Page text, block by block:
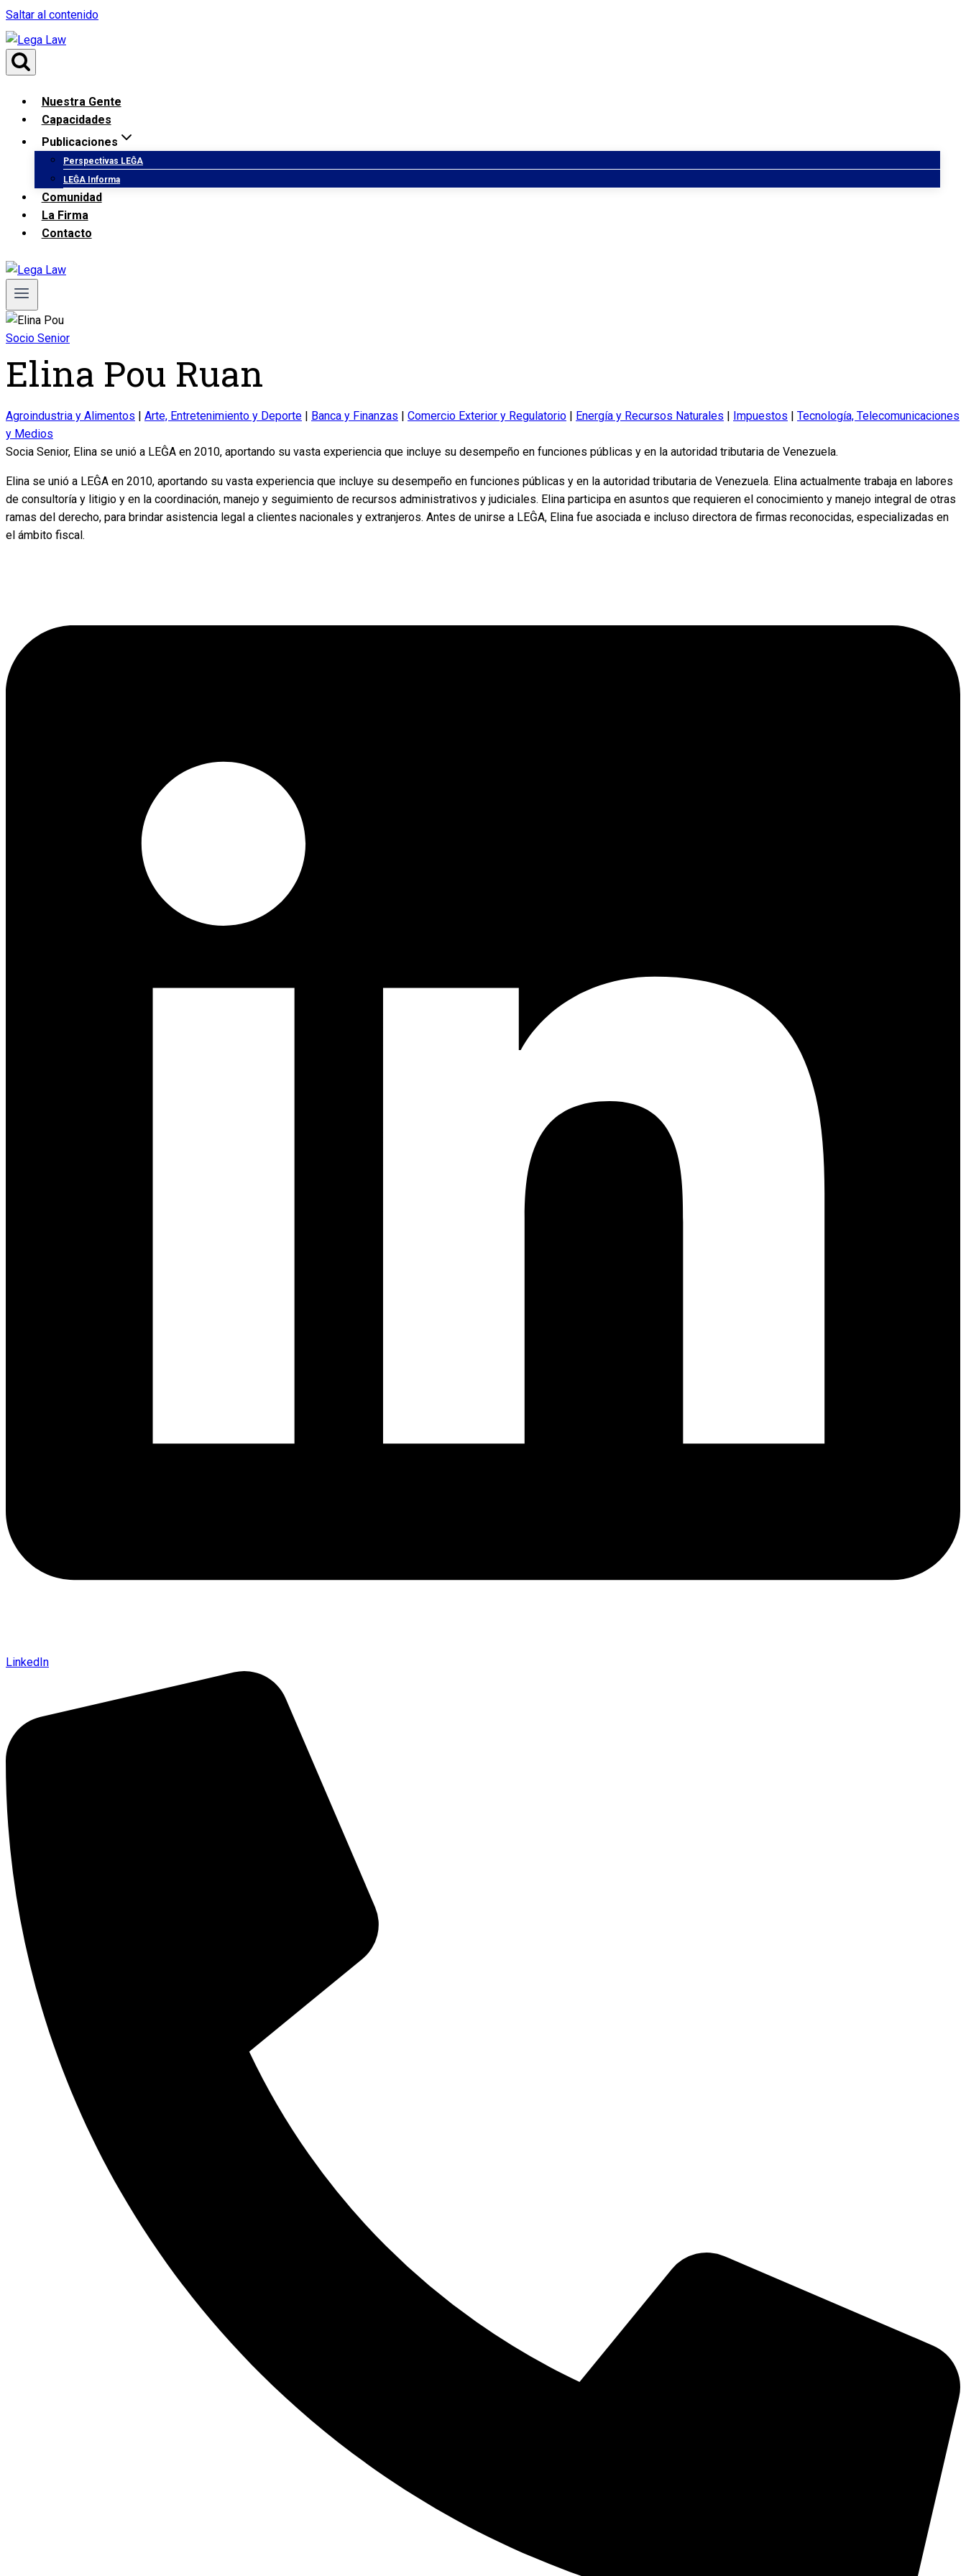
Saltar al contenido
Nuestra Gente
Capacidades
Publicaciones
Perspectivas LEĜA
LEĜA Informa
Comunidad
La Firma
Contacto
Socio Senior
Elina Pou Ruan
Agroindustria y Alimentos | Arte, Entretenimiento y Deporte | Banca y Finanzas | Comercio Exterior y Regulatorio | Energía y Recursos Naturales | Impuestos | Tecnología, Telecomunicaciones
y Medios
Socia Senior, Elina se unió a LEĜA en 2010, aportando su vasta experiencia que incluye su desempeño en funciones públicas y en la autoridad tributaria de Venezuela.
Elina se unió a LEĜA en 2010, aportando su vasta experiencia que incluye su desempeño en funciones públicas y en la autoridad tributaria de Venezuela. Elina actualmente trabaja en labores
de consultoría y litigio y en la coordinación, manejo y seguimiento de recursos administrativos y judiciales. Elina participa en asuntos que requieren el conocimiento y manejo integral de otras
ramas del derecho, para brindar asistencia legal a clientes nacionales y extranjeros. Antes de unirse a LEĜA, Elina fue asociada e incluso directora de firmas reconocidas, especializadas en
el ámbito fiscal.
LinkedIn